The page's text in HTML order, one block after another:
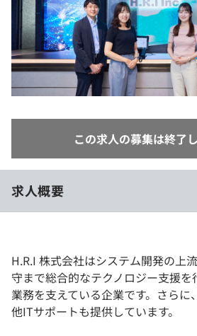
個人向けプラン
法人向けプラン
学校向けプラン
この求人の募集は終了
求人概要
H.R.I 株式会社はシステム開発の上
守まで総合的なテクノロジー支援
業務を支えている企業です。さらに
他ITサポートも提供しています。